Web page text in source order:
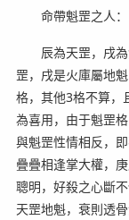
命帶魁罡之人：
辰為天罡，戌為
罡，戌是火庫屬地
格，其他3格不算，
為喜用，由于魁罡
與魁罡性情相反，
疊疊相逢掌大權，
聰明，好殺之心斷
天罡地魁，衰則透